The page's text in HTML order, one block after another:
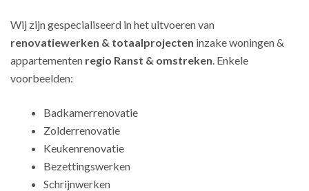
Wij zijn gespecialiseerd in het uitvoeren van
renovatiewerken & totaalprojecten inzake woningen &
appartementen regio Ranst & omstreken. Enkele
voorbeelden:
Badkamerrenovatie
Zolderrenovatie
Keukenrenovatie
Bezettingswerken
Schrijnwerken